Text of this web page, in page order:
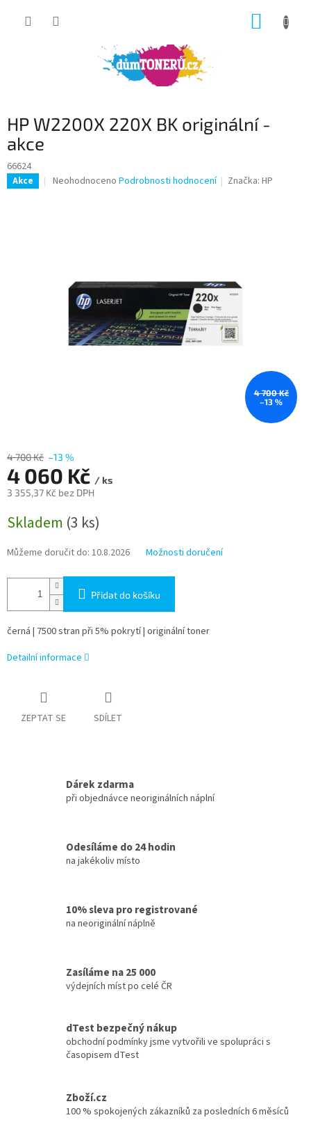
HP W2200X 220X BK originální -
akce
66624
Akce
Průměrné
Neohodnoceno Podrobnosti hodnocení Značka:HP
4 700 Kč
–13 %
4 700 Kč –13 %
4 060 Kč / ks
3 355,37 Kč bez DPH
cena:
Skladem (3 ks)
Můžeme doručit do: 10.8.2026 Možnosti doručení
Přidat do košíku
černá | 7500 stran při 5% pokrytí | originální toner
Detailní informace
ZEPTAT SE SDÍLET
Dárek zdarma
při objednávce neoriginálních náplní
Odesíláme do 24 hodin
na jakékoliv místo
10% sleva pro registrované
na neoriginální náplně
Zasíláme na 25 000
výdejních míst po celé ČR
dTest bezpečný nákup
obchodní podmínky jsme vytvořili ve spolupráci s
časopisem dTest
Zboží.cz
100 % spokojených zákazníků za posledních 6 měsíců